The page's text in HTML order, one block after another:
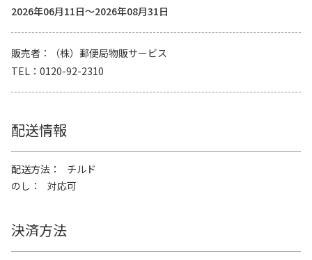
2026年06月11日～2026年08月31日
販売者
（株）郵便局物販サービス
TEL
0120-92-2310
配送情報
配送方法
チルド
のし
対応可
決済方法